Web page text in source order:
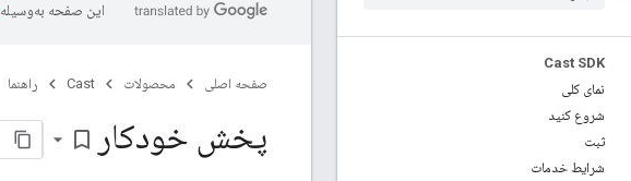
Cast SDK
نمای کلی
شروع کنید
ثبت
شرایط خدمات
این صفحه به‌وسیله
صفحه اصلی محصولات Cast راهنما
پخش خودکار bookmark_border